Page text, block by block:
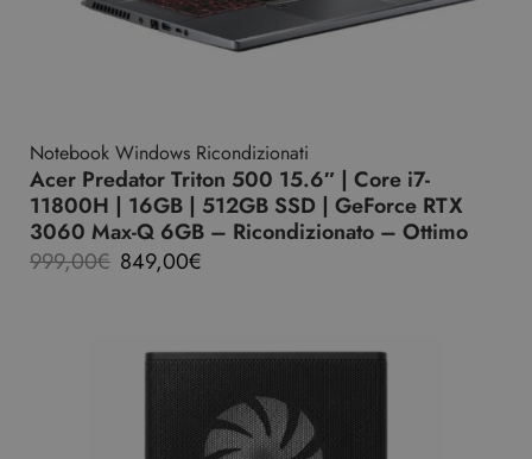
Notebook Windows Ricondizionati
Acer Predator Triton 500 15.6″ | Core i7-
11800H | 16GB | 512GB SSD | GeForce RTX
3060 Max-Q 6GB – Ricondizionato – Ottimo
999,00€ 849,00€